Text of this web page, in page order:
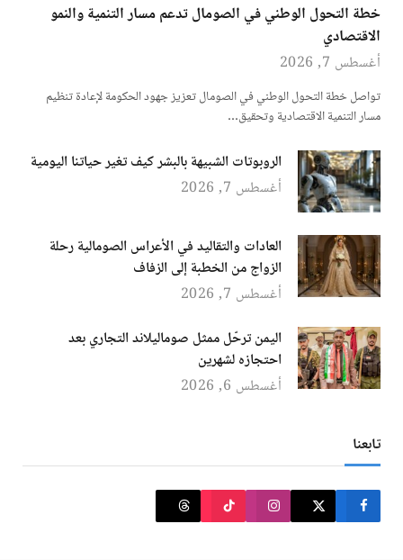
خطة التحول الوطني في الصومال تدعم مسار التنمية والنمو
الاقتصادي
أغسطس 7, 2026
تواصل خطة التحول الوطني في الصومال تعزيز جهود الحكومة لإعادة تنظيم
مسار التنمية الاقتصادية وتحقيق…
الروبوتات الشبيهة بالبشر كيف تغير حياتنا اليومية
أغسطس 7, 2026
العادات والتقاليد في الأعراس الصومالية رحلة
الزواج من الخطبة إلى الزفاف
أغسطس 7, 2026
اليمن ترحّل ممثل صوماليلاند التجاري بعد
احتجازه لشهرين
أغسطس 6, 2026
تابعنا